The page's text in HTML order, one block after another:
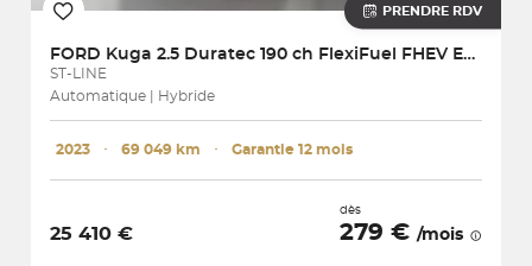
PRENDRE RDV
FORD Kuga 2.5 Duratec 190 ch FlexiFuel FHEV E85 Powershift
ST-LINE
Automatique | Hybride
2023 ･ 69 049 km ･ Garantie 12 mois
25 410 €
dès
279 € /mois